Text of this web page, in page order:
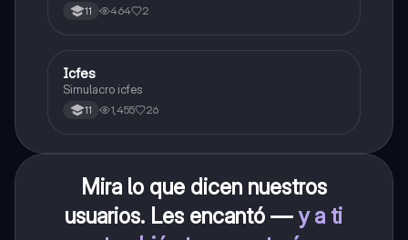
11 464 2
ICFES: Sociales y Ciudadanas
Icfes
Simulacro icfes
11 1,455 26
Mira lo que dicen nuestros
usuarios. Les encantó —y a ti